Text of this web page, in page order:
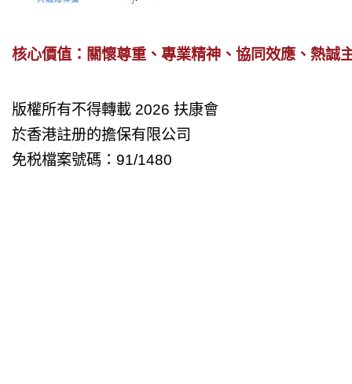
核心價值：關懷尊重、專業精神、協同效應、熱誠
版權所有不得轉載 2026 扶康會
於香港註册的擔保有限公司
免税檔案號碼：91/1480